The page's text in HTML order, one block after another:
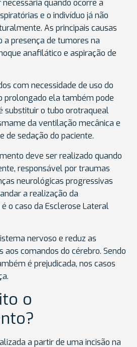
quando ocorre a
e o indivíduo já não
As principais causas
a presença de tumores na
anafilático e aspiração de
com necessidade de uso do
prolongado ela também pode
substituir o tubo orotraqueal
da ventilação mecânica e
de sedação do paciente.
deve ser realizado quando
responsável por traumas
neurológicas progressivas
a realização da
o caso da Esclerose Lateral
nervoso e reduz as
comandos do cérebro. Sendo
é prejudicada, nos casos
o
a partir de uma incisão na